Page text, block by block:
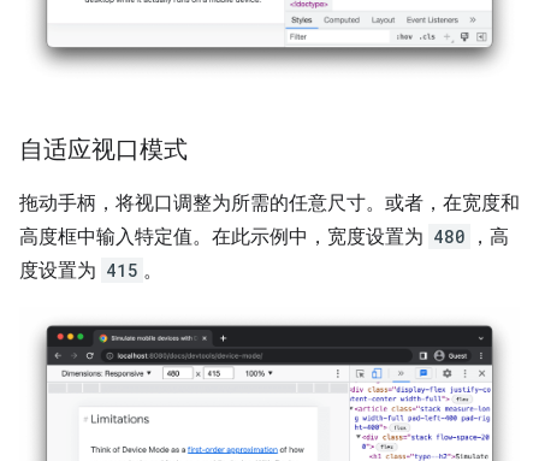
自适应视口模式
拖动手柄，将视口调整为所需的任意尺寸。或者，在宽度和
高度框中输入特定值。在此示例中，宽度设置为 480
，高
度设置为 415 。